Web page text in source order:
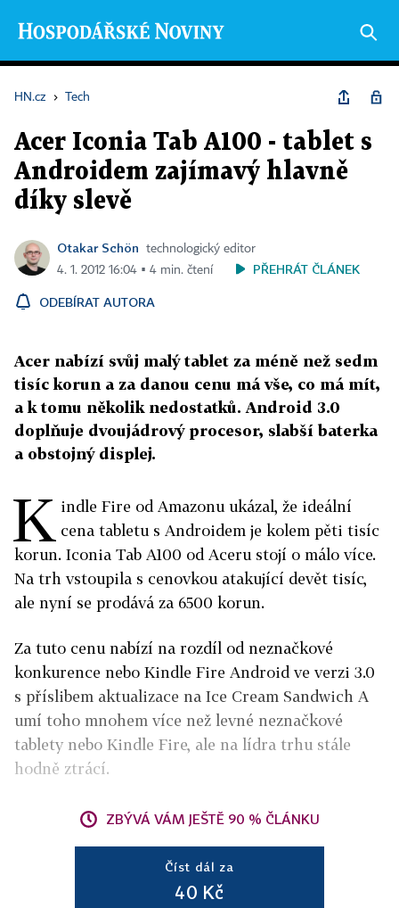
HN.cz › Tech
Acer Iconia Tab A100 - tablet s
Androidem zajímavý hlavně
díky slevě
Otakar Schön
technologický editor
4. 1. 2012 16:04 ▪ 4 min. čtení
PŘEHRÁT ČLÁNEK
ODEBÍRAT AUTORA
Acer nabízí svůj malý tablet za méně než sedm
tisíc korun a za danou cenu má vše, co má mít,
a k tomu několik nedostatků. Android 3.0
doplňuje dvoujádrový procesor, slabší baterka
a obstojný displej.
K indle Fire od Amazonu ukázal, že ideální
cena tabletu s Androidem je kolem pěti tisíc
korun. Iconia Tab A100 od Aceru stojí o málo více.
Na trh vstoupila s cenovkou atakující devět tisíc,
ale nyní se prodává za 6500 korun.
Za tuto cenu nabízí na rozdíl od neznačkové
konkurence nebo Kindle Fire Android ve verzi 3.0
s příslibem aktualizace na Ice Cream Sandwich A
umí toho mnohem více než levné neznačkové
tablety nebo Kindle Fire, ale na lídra trhu stále
hodně ztrácí.
ZBÝVÁ VÁM JEŠTĚ 90 % ČLÁNKU
Číst dál za
40 Kč